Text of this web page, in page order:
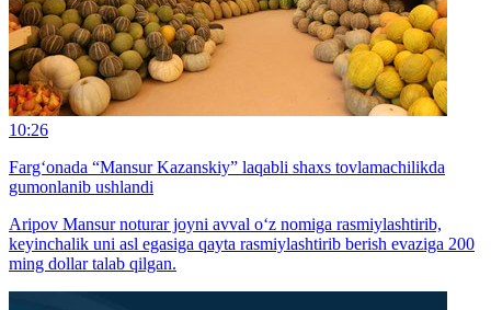
10:26
Farg‘onada “Mansur Kazanskiy” laqabli shaxs tovlamachilikda
gumonlanib ushlandi
Aripov Mansur noturar joyni avval o‘z nomiga rasmiylashtirib,
keyinchalik uni asl egasiga qayta rasmiylashtirib berish evaziga 200
ming dollar talab qilgan.